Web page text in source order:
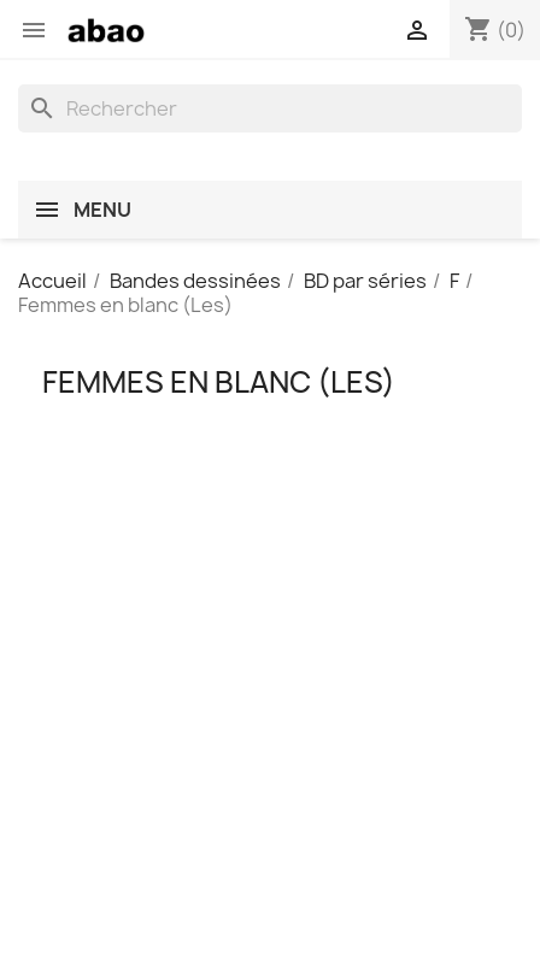
 shopping_cart (0)

search
MENU
Accueil Bandes dessinées BD par séries
F
Femmes en blanc (Les)
FEMMES EN BLANC (LES)